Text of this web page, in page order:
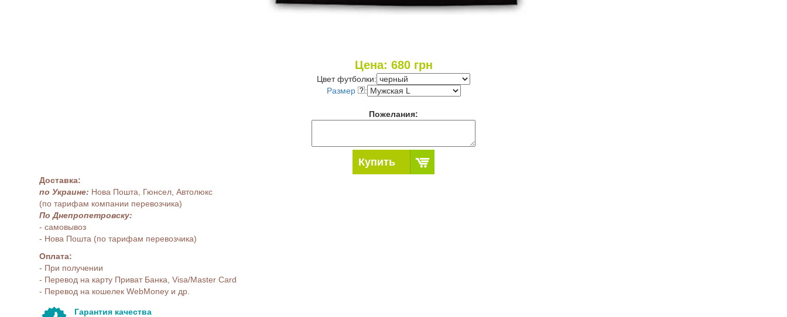
Цена: 680грн
Цвет футболки:
Размер
:
Пожелания:
Купить
Доставка:
по Украине: Нова Пошта, Гюнсел, Автолюкс
(по тарифам компании перевозчика)
По Днепропетровску:
- самовывоз
- Нова Пошта (по тарифам перевозчика)
Оплата:
- При получении
- Перевод на карту Приват Банка, Visa/Master Card
- Перевод на кошелек WebMoney и др.
Гарантия качества